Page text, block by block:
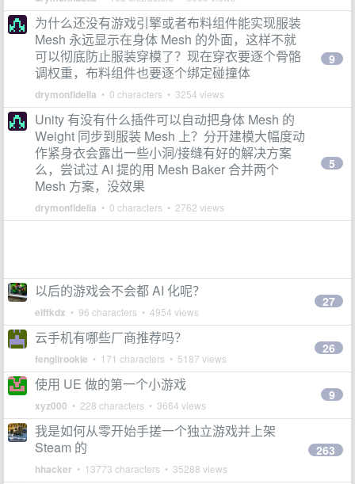
为什么还没有游戏引擎或者布料组件能实现服装
Mesh 永远显示在身体 Mesh 的外面，这样不就
可以彻底防止服装穿模了？现在穿衣要逐个骨骼
调权重，布料组件也要逐个绑定碰撞体
drymonfidelia • 0 characters • 3254 views
9
Unity 有没有什么插件可以自动把身体 Mesh 的
Weight 同步到服装 Mesh 上？分开建模大幅度动
作紧身衣会露出一些小洞/接缝有好的解决方案
么，尝试过 AI 提的用 Mesh Baker 合并两个
Mesh 方案，没效果
drymonfidelia • 0 characters • 2762 views
5
以后的游戏会不会都 AI 化呢？
elffkdx • 96 characters • 4954 views
27
云手机有哪些厂商推荐吗？
fenglirookie • 171 characters • 5187 views
26
使用 UE 做的第一个小游戏
xyz000 • 228 characters • 3664 views
9
我是如何从零开始手搓一个独立游戏并上架
Steam 的
hhacker • 13773 characters • 35288 views
263